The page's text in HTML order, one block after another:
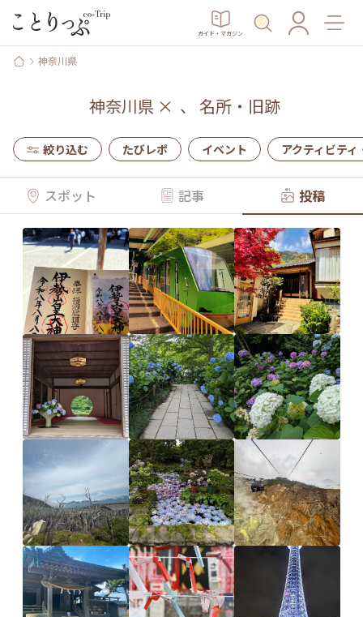
ガイド・マガジン
神奈川県
神奈川県 × 、 名所・旧跡
絞り込む たびレポ イベント アクティビティ
スポット 記事 投稿